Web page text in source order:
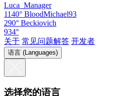
Luca_Manager
1140° BloodMichael93
290° Beckiovich
934°
关于 常见问题解答 开发者
语言 (Languages)
选择您的语言